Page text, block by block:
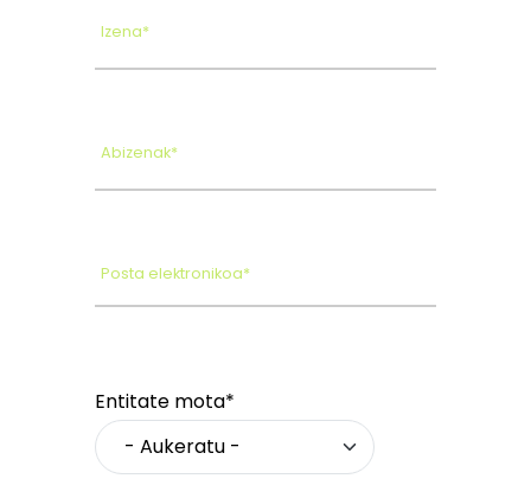
Izena*
Abizenak*
Posta elektronikoa*
Entitate mota*